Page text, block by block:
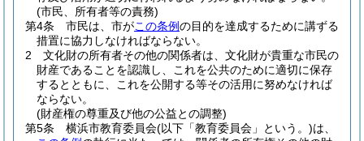
(市民、所有者等の責務)
第4条
市民は、市がこの条例の目的を達成するために講ずる
措置に協力しなければならない。
2
文化財の所有者その他の関係者は、文化財が貴重な市民の
財産であることを認識し、これを公共のために適切に保存
するとともに、これを公開する等その活用に努めなければ
ならない。
(財産権の尊重及び他の公益との調整)
第5条
横浜市教育委員会(以下「教育委員会」という。)は、